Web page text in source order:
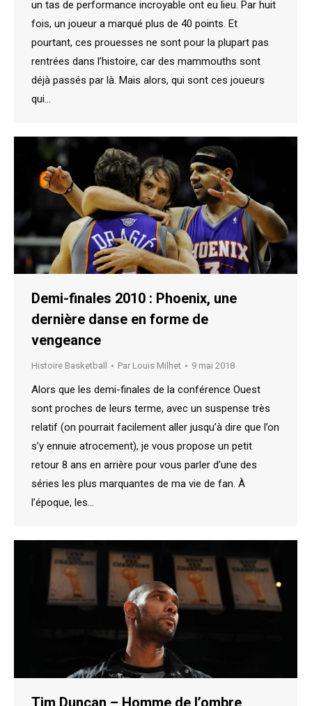
un tas de performance incroyable ont eu lieu. Par huit
fois, un joueur a marqué plus de 40 points. Et
pourtant, ces prouesses ne sont pour la plupart pas
rentrées dans l’histoire, car des mammouths sont
déjà passés par là. Mais alors, qui sont ces joueurs
qui…
Demi-finales 2010 : Phoenix, une
dernière danse en forme de
vengeance
Histoire Basketball Par Louis Milhet 9 mai 2018
Alors que les demi-finales de la conférence Ouest
sont proches de leurs terme, avec un suspense très
relatif (on pourrait facilement aller jusqu’à dire que l’on
s’y ennuie atrocement), je vous propose un petit
retour 8 ans en arrière pour vous parler d’une des
séries les plus marquantes de ma vie de fan. À
l’époque, les…
Tim Duncan – Homme de l’ombre